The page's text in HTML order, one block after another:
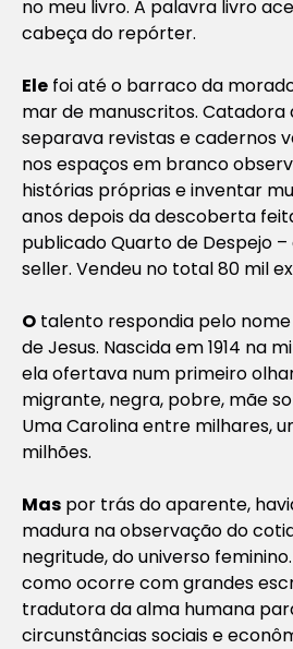
no meu livro. A palavra livro
cabeça do repórter.
Ele foi até o barraco da
mar de manuscritos. Catadora
separava revistas e cadernos
nos espaços em branco
histórias próprias e inventar
anos depois da descoberta
publicadoQuarto de Despejo –
seller. Vendeu no total 80 mil
O talento respondia pelo
de Jesus. Nascida em 1914 na
ela ofertava num primeiro
migrante, negra, pobre, mãe
Uma Carolina entre milhares,
milhões.
Mas por trás do aparente,
madura na observação do
negritude, do universo
como ocorre com grandes
tradutora da alma humana
circunstâncias sociais e